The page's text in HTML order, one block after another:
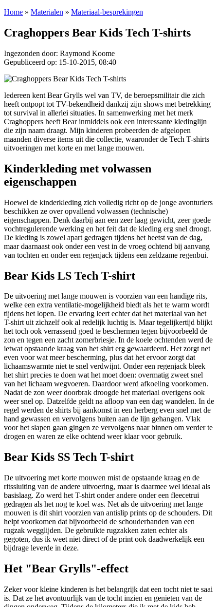
Home » Materialen » Materiaal-besprekingen
Craghoppers Bear Kids Tech T-shirts
Ingezonden door: Raymond Koome
Gepubliceerd op: 15-10-2015, 08:40
Iedereen kent Bear Grylls wel van TV, de beroepsmilitair die zich
heeft ontpopt tot TV-bekendheid dankzij zijn shows met betrekking
tot survival in allerlei situaties. In samenwerking met het merk
Craghoppers heeft Bear inmiddels ook een interessante kledinglijn
die zijn naam draagt. Mijn kinderen probeerden de afgelopen
maanden diverse items uit die collectie, waaronder de Tech T-shirts
uitvoeringen met korte en met lange mouwen.
Kinderkleding met volwassen
eigenschappen
Hoewel de kinderkleding zich volledig richt op de jonge avonturiers
beschikken ze over opvallend volwassen (technische)
eigenschappen. Denk daarbij aan een zeer laag gewicht, zeer goede
vochtregulerende werking en het feit dat de kleding erg snel droogt.
De kleding is zowel apart gedragen tijdens het heetst van de dag,
maar daarnaast ook onder een vest in de vroeg ochtend bij aanvang
van tochten en onder een regenjack tijdens een zeldzame regenbui.
Bear Kids LS Tech T-shirt
De uitvoering met lange mouwen is voorzien van een handige rits,
welke een extra ventilatie-mogelijkheid biedt als het te warm wordt
tijdens het lopen. De ervaring leert echter dat het materiaal van het
T-shirt uit zichzelf ook al redelijk luchtig is. Maar tegelijkertijd blijkt
het toch ook verrassend goed te beschermen tegen bijvoorbeeld de
zon en tegen een zacht zomerbriesje. In de koele ochtenden werd de
ietwat opstaande kraag van het shirt erg gewaardeerd. Het zorgt net
even voor wat meer bescherming, plus dat het ervoor zorgt dat
lichaamswarmte niet te snel verdwijnt. Onder een regenjack bleek
het shirt precies te doen wat het moet doen: overmatig zweet snel
van het lichaam wegvoeren. Daardoor werd afkoeling voorkomen.
Nadat de zon weer doorbrak droogde het materiaal overigens ook
weer snel op. Datzelfde geldt na afloop van een dag wandelen. In de
regel werden de shirts bij aankomst in een herberg even snel met de
hand gewassen en vervolgens buiten aan de lijn gehangen. Vlak
voor het slapen gaan gingen ze vervolgens naar binnen om verder te
drogen en waren ze elke ochtend weer klaar voor gebruik.
Bear Kids SS Tech T-shirt
De uitvoering met korte mouwen mist de opstaande kraag en de
ritssluiting van de andere uitvoering, maar is daarmee wel ideaal als
basislaag. Zo werd het T-shirt onder andere onder een fleecetrui
gedragen als het nog te koel was. Net als de uitvoering met lange
mouwen is dit shirt voorzien van antislip prints op de schouders. Dit
helpt voorkomen dat bijvoorbeeld de schouderbanden van een
rugzak wegglijden. De gebruikte rugzakken zaten echter als
gegoten, dus ik weet niet direct of de print ook daadwerkelijk een
bijdrage leverde in deze.
Het "Bear Grylls"-effect
Zeker voor kleine kinderen is het belangrijk dat een tocht niet te saai
is. Dat ze het avontuurlijk van de tocht inzien en genieten van de